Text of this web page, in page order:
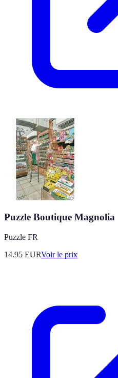
Puzzle Boutique Magnolia
Puzzle FR
14.95 EURVoir le prix